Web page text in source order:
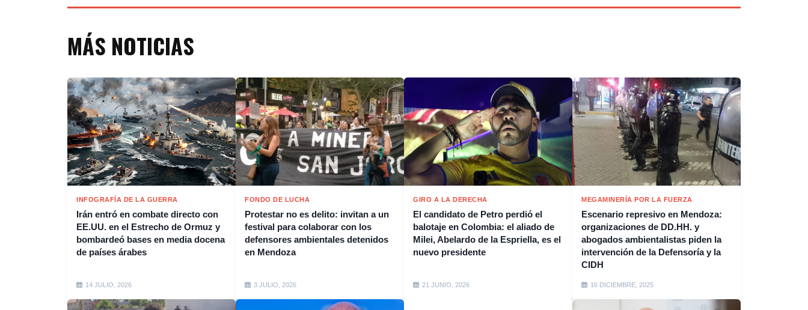
MÁS NOTICIAS
INFOGRAFÍA DE LA GUERRA
Irán entró en combate directo con
EE.UU. en el Estrecho de Ormuz y
bombardeó bases en media docena
de países árabes
14 JULIO, 2026
FONDO DE LUCHA
Protestar no es delito: invitan a un
festival para colaborar con los
defensores ambientales detenidos
en Mendoza
3 JULIO, 2026
GIRO A LA DERECHA
El candidato de Petro perdió el
balotaje en Colombia: el aliado de
Milei, Abelardo de la Espriella, es el
nuevo presidente
21 JUNIO, 2026
MEGAMINERÍA POR LA FUERZA
Escenario represivo en Mendoza:
organizaciones de DD.HH. y
abogados ambientalistas piden la
intervención de la Defensoría y la
CIDH
16 DICIEMBRE, 2025